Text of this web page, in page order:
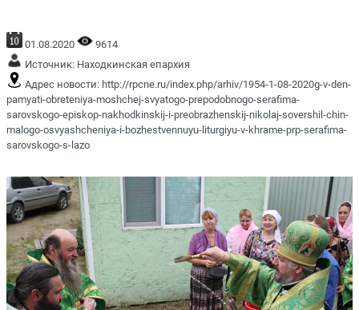
01.08.2020
9614
Источник: Находкинская епархия
Адрес новости: http://rpcne.ru/index.php/arhiv/1954-1-08-2020g-v-den-
pamyati-obreteniya-moshchej-svyatogo-prepodobnogo-serafima-
sarovskogo-episkop-nakhodkinskij-i-preobrazhenskij-nikolaj-sovershil-chin-
malogo-osvyashcheniya-i-bozhestvennuyu-liturgiyu-v-khrame-prp-serafima-
sarovskogo-s-lazo